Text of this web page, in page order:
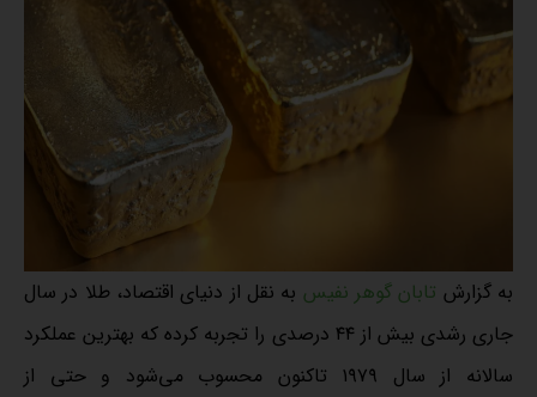
به گزارش تابان گوهر نفیس به نقل از دنیای اقتصاد، طلا در سال
جاری رشدی بیش از ۴۴ درصدی را تجربه کرده که بهترین عملکرد
سالانه از سال ۱۹۷۹ تاکنون محسوب می‌شود و حتی از